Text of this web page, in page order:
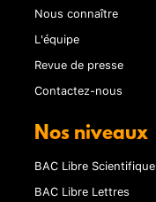
Nous connaître
L'équipe
Revue de presse
Contactez-nous
Nos niveaux
BAC Libre Scientifique
BAC Libre Lettres